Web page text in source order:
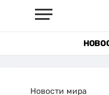
Новости мира